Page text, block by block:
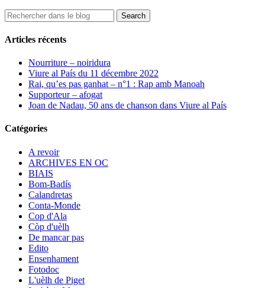
Articles récents
Nourriture – noiridura
Viure al País du 11 décembre 2022
Rai, qu’es pas ganhat – n°1 : Rap amb Manoah
Supporteur – afogat
Joan de Nadau, 50 ans de chanson dans Viure al País
Catégories
A revoir
ARCHIVES EN OC
BIAIS
Bom-Badís
Calandretas
Conta-Monde
Cop d'Ala
Còp d'uèlh
De mancar pas
Edito
Ensenhament
Fotodoc
L'uèlh de Piget